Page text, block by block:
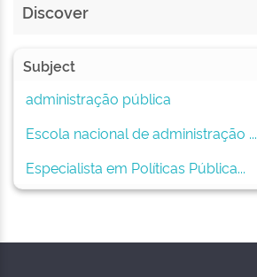
Discover
Subject
administração pública
Escola nacional de administração ...
Especialista em Políticas Pública...